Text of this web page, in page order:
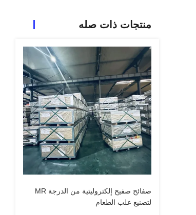
منتجات ذات صله
صفائح صفيح إلكتروليتية من الدرجة MR
لتصنيع علب الطعام